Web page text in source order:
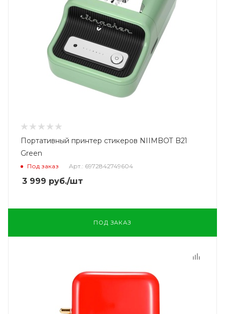
Портативный принтер стикеров NIIMBOT B21
Green
Под заказ Арт.: 6972842749604
3 999 руб./шт
ПОД ЗАКАЗ